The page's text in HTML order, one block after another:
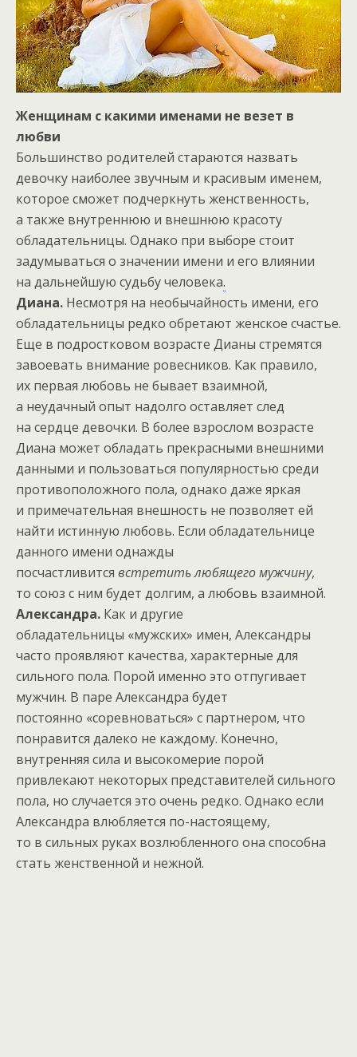
Женщинам с какими именами не везет в
любви
Большинство родителей стараются назвать
девочку наиболее звучным и красивым именем,
которое сможет подчеркнуть женственность,
а также внутреннюю и внешнюю красоту
обладательницы. Однако при выборе стоит
задумываться о значении имени и его влиянии
на дальнейшую судьбу человека.
Диана. Несмотря на необычайность имени, его
обладательницы редко обретают женское счастье.
Еще в подростковом возрасте Дианы стремятся
завоевать внимание ровесников. Как правило,
их первая любовь не бывает взаимной,
а неудачный опыт надолго оставляет след
на сердце девочки. В более взрослом возрасте
Диана может обладать прекрасными внешними
данными и пользоваться популярностью среди
противоположного пола, однако даже яркая
и примечательная внешность не позволяет ей
найти истинную любовь. Если обладательнице
данного имени однажды
посчастливится встретить любящего мужчину,
то союз с ним будет долгим, а любовь взаимной.
Александра. Как и другие
обладательницы «мужских» имен, Александры
часто проявляют качества, характерные для
сильного пола. Порой именно это отпугивает
мужчин. В паре Александра будет
постоянно «соревноваться» с партнером, что
понравится далеко не каждому. Конечно,
внутренняя сила и высокомерие порой
привлекают некоторых представителей сильного
пола, но случается это очень редко. Однако если
Александра влюбляется по-настоящему,
то в сильных руках возлюбленного она способна
стать женственной и нежной.